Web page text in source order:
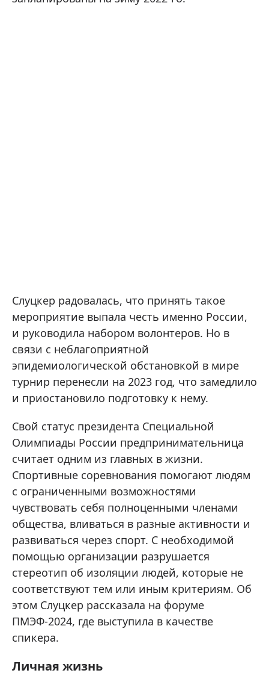
Слуцкер радовалась, что принять такое
мероприятие выпала честь именно России,
и руководила набором волонтеров. Но в
связи с неблагоприятной
эпидемиологической обстановкой в мире
турнир перенесли на 2023 год, что замедлило
и приостановило подготовку к нему.
Свой статус президента Специальной
Олимпиады России предпринимательница
считает одним из главных в жизни.
Спортивные соревнования помогают людям
с ограниченными возможностями
чувствовать себя полноценными членами
общества, вливаться в разные активности и
развиваться через спорт. С необходимой
помощью организации разрушается
стереотип об изоляции людей, которые не
соответствуют тем или иным критериям. Об
этом Слуцкер рассказала на форуме
ПМЭФ-2024, где выступила в качестве
спикера.
Личная жизнь